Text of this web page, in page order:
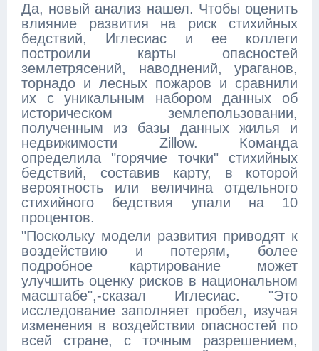
Да, новый анализ нашел. Чтобы оценить
влияние развития на риск стихийных
бедствий, Иглесиас и ее коллеги
построили карты опасностей
землетрясений, наводнений, ураганов,
торнадо и лесных пожаров и сравнили
их с уникальным набором данных об
историческом землепользовании,
полученным из базы данных жилья и
недвижимости Zillow. Команда
определила "горячие точки" стихийных
бедствий, составив карту, в которой
вероятность или величина отдельного
стихийного бедствия упали на 10
процентов.
"Поскольку модели развития приводят к
воздействию и потерям, более
подробное картирование может
улучшить оценку рисков в национальном
масштабе",-сказал Иглесиас. "Это
исследование заполняет пробел, изучая
изменения в воздействии опасностей по
всей стране, с точным разрешением,